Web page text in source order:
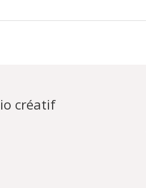
créatif